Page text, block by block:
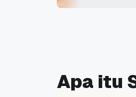
Apa itu